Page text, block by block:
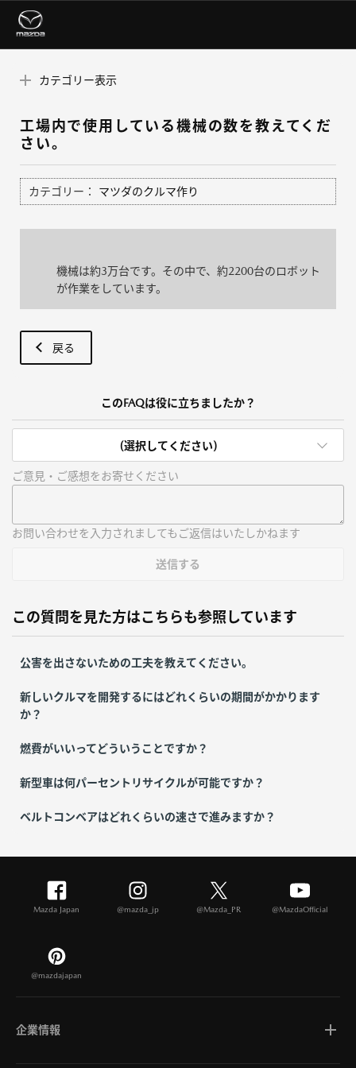
カテゴリー表示
工場内で使用している機械の数を教えてくだ
さい。
カテゴリー： マツダのクルマ作り
機械は約3万台です。その中で、約2200台のロボット
が作業をしています。
戻る
このFAQは役に立ちましたか？
(選択してください)
ご意見・ご感想をお寄せください
お問い合わせを入力されましてもご返信はいたしかねます
送信する
この質問を見た方はこちらも参照しています
公害を出さないための工夫を教えてください。
新しいクルマを開発するにはどれくらいの期間がかかります
か？
燃費がいいってどういうことですか？
新型車は何パーセントリサイクルが可能ですか？
ベルトコンベアはどれくらいの速さで進みますか？
Mazda Japan @mazda_jp @Mazda_PR @MazdaOfficial
@mazdajapan
企業情報